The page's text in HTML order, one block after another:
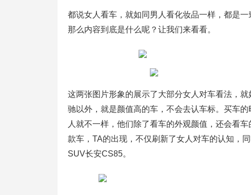
都说女人看车，就如同男人看化妆品一样，都是一
那么内容到底是什么呢？让我们来看看。
这两张图片形象的展示了大部分女人对车看法，
驰以外，就是颜值高的车，不会去认车标。买车
人就不一样，他们除了看车的外观颜值，还会看
款车，TA的出现，不仅刷新了女人对车的认知，
SUV长安CS85。